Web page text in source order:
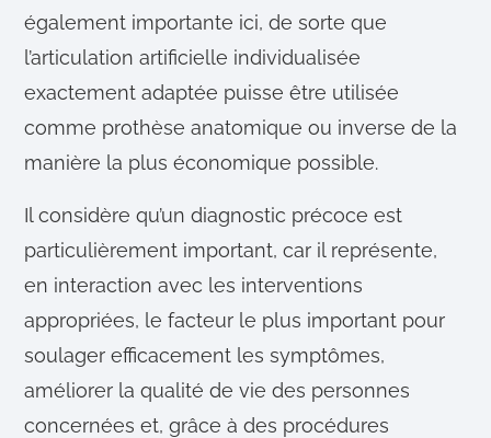
également importante ici, de sorte que
l’articulation artificielle individualisée
exactement adaptée puisse être utilisée
comme prothèse anatomique ou inverse de la
manière la plus économique possible.
Il considère qu’un diagnostic précoce est
particulièrement important, car il représente,
en interaction avec les interventions
appropriées, le facteur le plus important pour
soulager efficacement les symptômes,
améliorer la qualité de vie des personnes
concernées et, grâce à des procédures